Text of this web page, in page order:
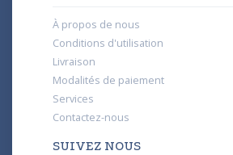
À propos de nous
Conditions d'utilisation
Livraison
Modalités de paiement
Services
Contactez-nous
SUIVEZ NOUS